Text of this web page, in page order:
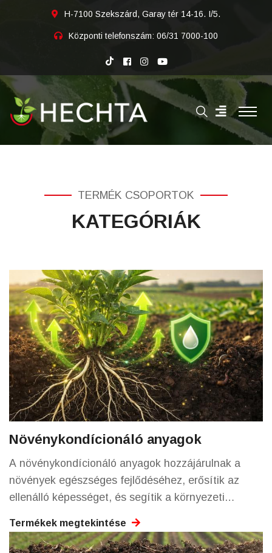
H-7100 Szekszárd, Garay tér 14-16. I/5.
Központi telefonszám: 06/31 7000-100
TERMÉK CSOPORTOK
KATEGÓRIÁK
Növénykondícionáló anyagok
A növénykondícionáló anyagok hozzájárulnak a
növények egészséges fejlődéséhez, erősítik az
ellenálló képességet, és segítik a környezeti
Termékek megtekintése